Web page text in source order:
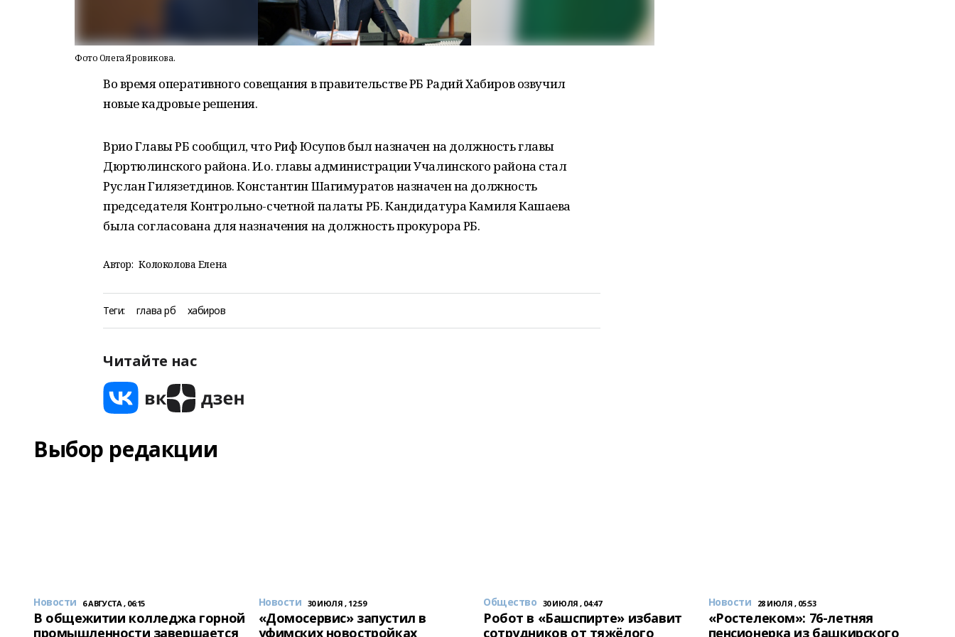
Фото Олега Яровикова.
Во время оперативного совещания в правительстве РБ Радий Хабиров озвучил
новые кадровые решения.
Врио Главы РБ сообщил, что Риф Юсупов был назначен на должность главы
Дюртюлинского района. И.о. главы администрации Учалинского района стал
Руслан Гилязетдинов. Константин Шагимуратов назначен на должность
председателя Контрольно-счетной палаты РБ. Кандидатура Камиля Кашаева
была согласована для назначения на должность прокурора РБ.
Автор: Колоколова Елена
Теги: глава рб хабиров
Читайте нас
Выбор редакции
Новости 6 АВГУСТА , 06:15
В общежитии колледжа горной
промышленности завершается
Новости 30 ИЮЛЯ , 12:59
«Домосервис» запустил в
уфимских новостройках
Общество 30 ИЮЛЯ , 04:47
Робот в «Башспирте» избавит
сотрудников от тяжёлого
Новости 28 ИЮЛЯ , 05:53
«Ростелеком»: 76-летняя
пенсионерка из башкирского